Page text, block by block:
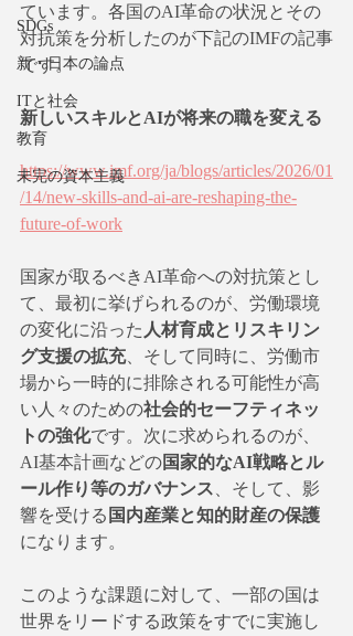
SDGs
新・日本の論点
ITと社会
教育
未完の資本主義
ています。各国のAI革命の状況とその
対抗策を分析したのが下記のIMFの記事
です。
新しいスキルとAIが将来の職を変える
https://www.imf.org/ja/blogs/articles/2026/01
/14/new-skills-and-ai-are-reshaping-the-
future-of-work
国家が取るべきAI革命への対抗策とし
て、最初に挙げられるのが、労働環境
の変化に沿った 人材育成とリスキリン
グ支援の拡充、そして同時に、労働市
場から一時的に排除される可能性が高
い人々のための社会的セーフティネッ
トの強化です。次に求められるのが、
AI基本計画などの国家的なAI戦略とル
ール作り等のガバナンス 、そして、影
響を受ける 国内産業と知的財産の保護
になります。
このような課題に対して、一部の国は
世界をリードする政策をすでに実施し